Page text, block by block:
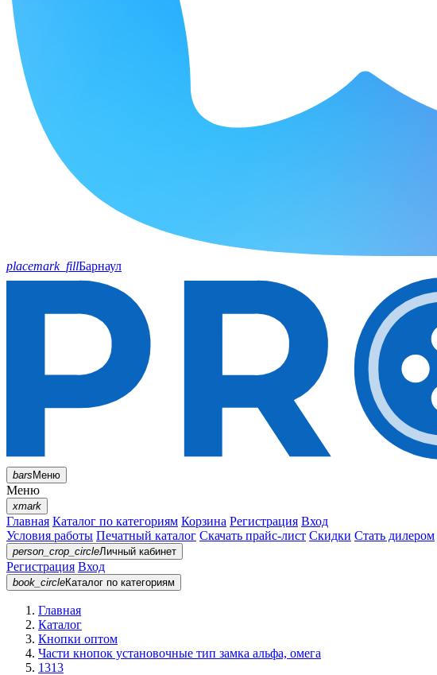
placemark_fillБарнаул
barsМеню
Меню
xmark
Главная Каталог по категориям Корзина Регистрация Вход
Условия работы Печатный каталог Скачать прайс-лист Скидки Стать дилером
person_crop_circleЛичный кабинет
Регистрация Вход
book_circleКаталог по категориям
Главная
Каталог
Кнопки оптом
Части кнопок установочные тип замка альфа, омега
1313